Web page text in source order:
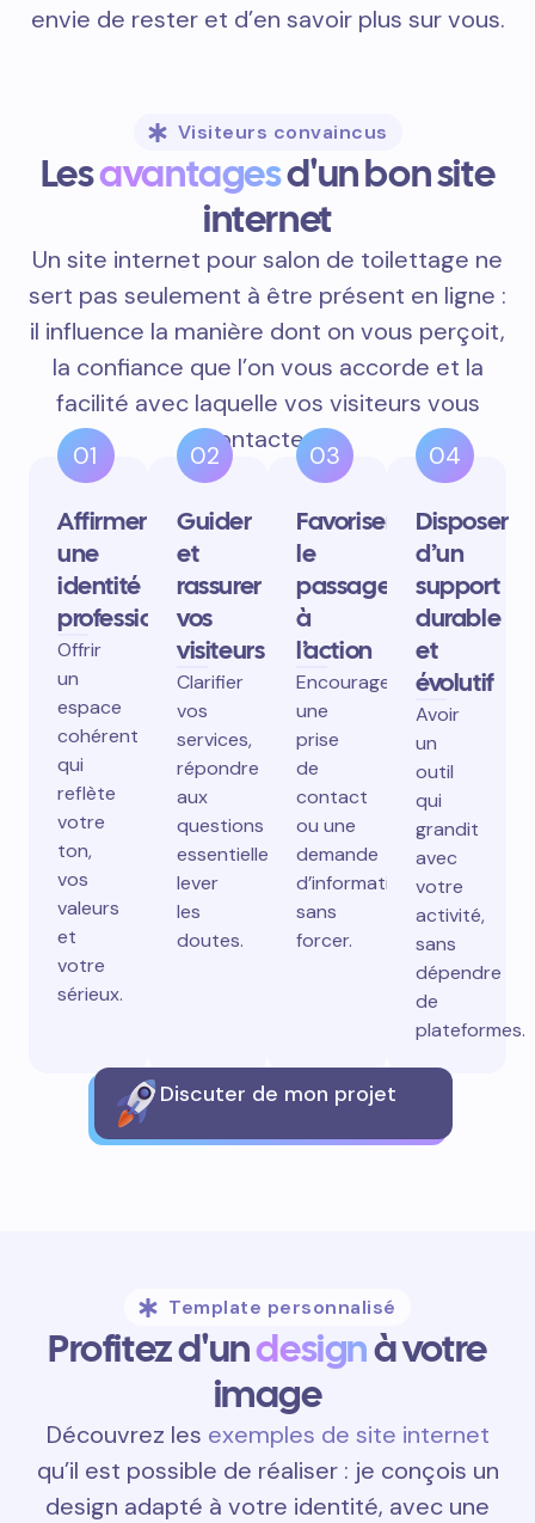
envie de rester et d’en savoir plus sur vous.
Visiteurs convaincus
Lesavantagesd'un bon site
internet
Un site internet pour salon de toilettage ne
sert pas seulement à être présent en ligne :
il influence la manière dont on vous perçoit,
la confiance que l’on vous accorde et la
facilité avec laquelle vos visiteurs vous
contactent.
01
Affirmer
une
identité
professionnelle
Offrir
un
espace
cohérent
qui
reflète
votre
ton,
vos
valeurs
et
votre
sérieux.
02
Guider
et
rassurer
vos
visiteurs
Clarifier
vos
services,
répondre
aux
questions
essentielles,
lever
les
doutes.
03
Favoriser
le
passage
à
l’action
Encourager
une
prise
de
contact
ou une
demande
d’information
sans
forcer.
04
Disposer
d’un
support
durable
et
évolutif
Avoir
un
outil
qui
grandit
avec
votre
activité,
sans
dépendre
de
plateformes.
Discuter de mon projet
Template personnalisé
Profitez d'undesignà votre
image
Découvrez les exemples de site internet
qu’il est possible de réaliser : je conçois un
design adapté à votre identité, avec une